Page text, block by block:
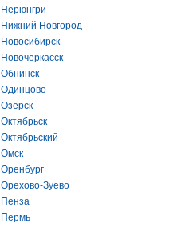
Нерюнгри
Нижний Новгород
Новосибирск
Новочеркасск
Обнинск
Одинцово
Озерск
Октябрьск
Октябрьский
Омск
Оренбург
Орехово-Зуево
Пенза
Пермь